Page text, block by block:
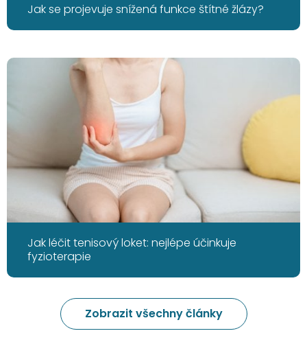
Jak se projevuje snížená funkce štítné žlázy?
Jak léčit tenisový loket: nejlépe účinkuje
fyzioterapie
Zobrazit všechny články